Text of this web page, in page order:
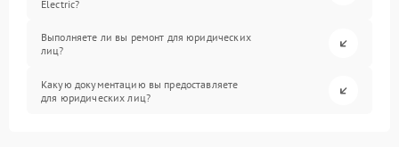
Electric?
Выполняете ли вы ремонт для юридических
лиц?
Какую документацию вы предоставляете
для юридических лиц?